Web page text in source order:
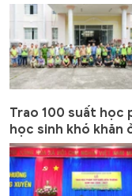
Trao 100 suất học
học sinh khó khăn